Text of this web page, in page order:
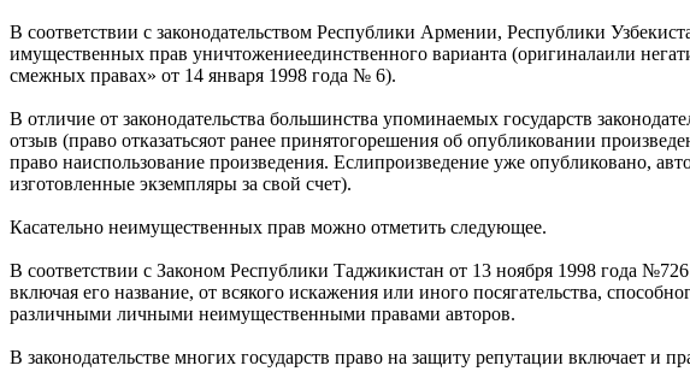
В соответствии с законодательством Республики Армении, Республики
имущественных прав уничтожениеединственного варианта (оригиналаили
смежных правах» от 14 января 1998 года № 6).
В отличие от законодательства большинства упоминаемых государств
отзыв (право отказатьсяот ранее принятогорешения об опубликовании
право наиспользование произведения. Еслипроизведение уже опубликовано,
изготовленные экземпляры за свой счет).
Касательно неимущественных прав можно отметить следующее.
В соответствии с Законом Республики Таджикистан от 13 ноября 1998 года
включая его название, от всякого искажения или иного посягательства,
различными личными неимущественными правами авторов.
В законодательстве многих государств право на защиту репутации включает и